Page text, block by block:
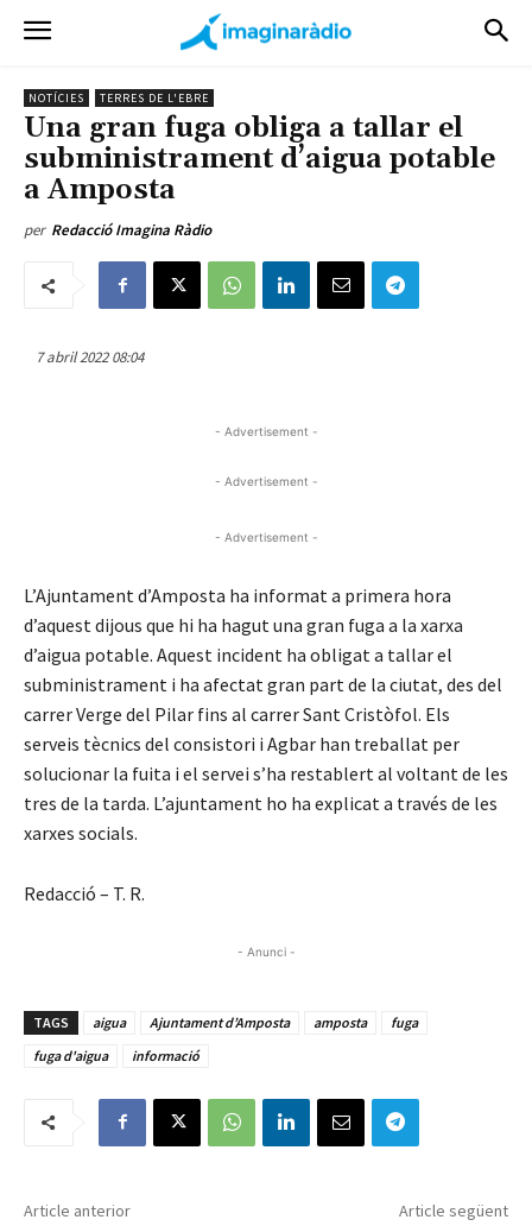
NOTÍCIES TERRES DE L'EBRE
Una gran fuga obliga a tallar el
subministrament d’aigua potable
a Amposta
per Redacció Imagina Ràdio
7 abril 2022 08:04
- Advertisement -
- Advertisement -
- Advertisement -
L’Ajuntament d’Amposta ha informat a primera hora
d’aquest dijous que hi ha hagut una gran fuga a la xarxa
d’aigua potable. Aquest incident ha obligat a tallar el
subministrament i ha afectat gran part de la ciutat, des del
carrer Verge del Pilar fins al carrer Sant Cristòfol. Els
serveis tècnics del consistori i Agbar han treballat per
solucionar la fuita i el servei s’ha restablert al voltant de les
tres de la tarda. L’ajuntament ho ha explicat a través de les
xarxes socials.
Redacció – T. R.
- Anunci -
TAGS aigua Ajuntament d’Amposta amposta
fuga
fuga d'aigua
informació
Article anterior Article següent